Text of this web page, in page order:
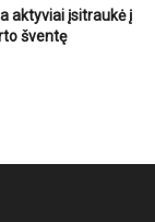
aktyviai įsitraukė į
šventę